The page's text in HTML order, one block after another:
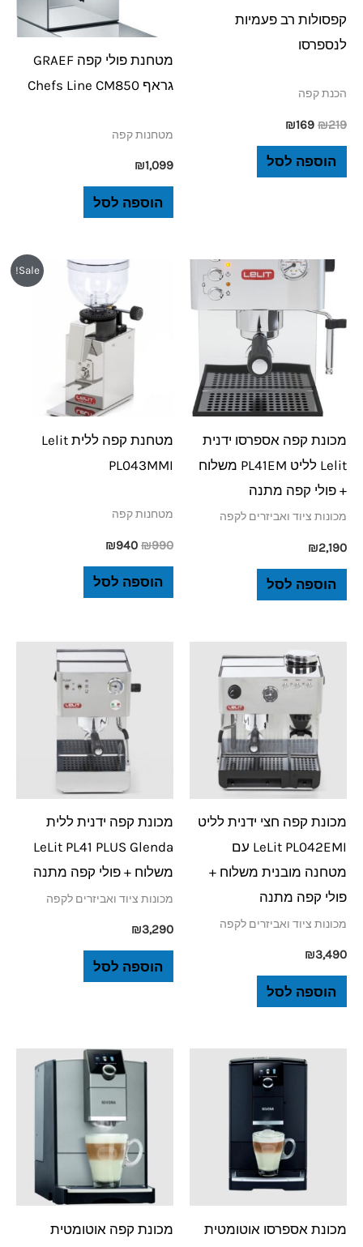
קפסולות רב פעמיות
לנספרסו
הכנת קפה
₪219
₪169
הוספה לסל
מטחנת פולי קפה GRAEF
גראף Chefs Line CM850
מטחנות קפה
₪1,099
הוספה לסל
מכונת קפה אספרסו ידנית
Lelit לליט PL41EM משלוח
+ פולי קפה מתנה
מכונות ציוד ואביזרים לקפה
₪2,190
הוספה לסל
Sale!
מטחנת קפה ללית Lelit
PL043MMI
מטחנות קפה
₪990
המחיר
היה:
₪990.
₪940
המחיר
הוא:
₪940.
הוספה לסל
מכונת קפה חצי ידנית לליט
LeLit PL042EMI עם
מטחנה מובנית משלוח +
פולי קפה מתנה
מכונות ציוד ואביזרים לקפה
₪3,490
הוספה לסל
מכונת קפה ידנית ללית
LeLit PL41 PLUS Glenda
משלוח + פולי קפה מתנה
מכונות ציוד ואביזרים לקפה
₪3,290
הוספה לסל
‏מכונת אספרסו אוטומטית
‏מכונת קפה אוטומטית